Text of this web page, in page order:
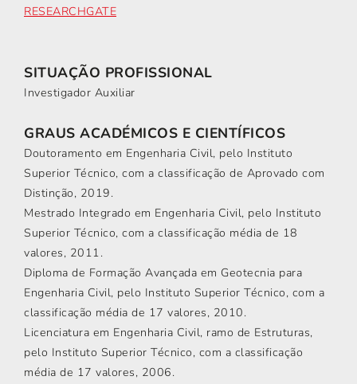
RESEARCHGATE
SITUAÇÃO PROFISSIONAL
Investigador Auxiliar
GRAUS ACADÉMICOS E CIENTÍFICOS
Doutoramento em Engenharia Civil, pelo Instituto
Superior Técnico, com a classificação de Aprovado com
Distinção, 2019.
Mestrado Integrado em Engenharia Civil, pelo Instituto
Superior Técnico, com a classificação média de 18
valores, 2011.
Diploma de Formação Avançada em Geotecnia para
Engenharia Civil, pelo Instituto Superior Técnico, com a
classificação média de 17 valores, 2010.
Licenciatura em Engenharia Civil, ramo de Estruturas,
pelo Instituto Superior Técnico, com a classificação
média de 17 valores, 2006.